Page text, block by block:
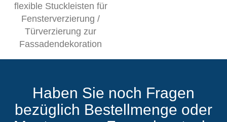
flexible Stuckleisten für
Fensterverzierung /
Türverzierung zur
Fassadendekoration
Haben Sie noch Fragen
bezüglich Bestellmenge oder